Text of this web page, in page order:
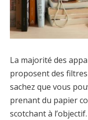
La majorité des
proposent des filtres
sachez que vous
prenant du papier
scotchant à l’objectif.